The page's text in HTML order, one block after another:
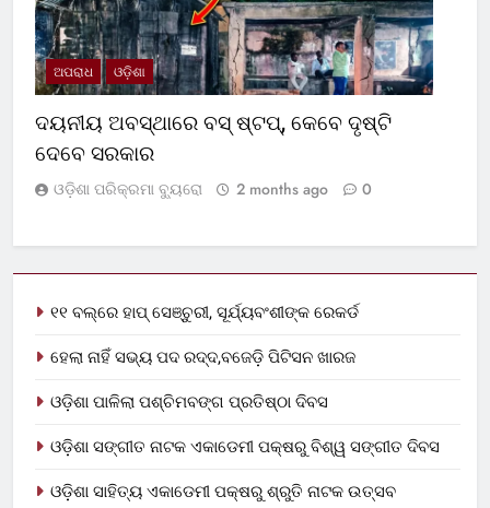
ଅପରାଧ ଓଡ଼ିଶା
ଦୟନୀୟ ଅବସ୍ଥାରେ ବସ୍‌ ଷ୍ଟପ୍‌, କେବେ ଦୃଷ୍ଟି
ଦେବେ ସରକାର
ଓଡ଼ିଶା ପରିକ୍ରମା ବ୍ୟୁରୋ 2 months ago 0
୧୧ ବଲ୍‌ରେ ହାପ୍ ସେଞ୍ଚୁରୀ, ସୂର୍ଯ୍ୟବଂଶୀଙ୍କ ରେକର୍ଡ
ହେଲା ନାହିଁ ସଭ୍ୟ ପଦ ରଦ୍ଦ,ବଜେଡ଼ି ପିଟିସନ ଖାରଜ
ଓଡ଼ିଶା ପାଳିଲା ପଶ୍ଚିମବଙ୍ଗ ପ୍ରତିଷ୍ଠା ଦିବସ
ଓଡ଼ିଶା ସଙ୍ଗୀତ ନାଟକ ଏକାଡେମୀ ପକ୍ଷରୁ ବିଶ୍ୱ ସଙ୍ଗୀତ ଦିବସ
ଓଡ଼ିଶା ସାହିତ୍ୟ ଏକାଡେମୀ ପକ୍ଷରୁ ଶ୍ରୁତି ନାଟକ ଉତ୍ସବ